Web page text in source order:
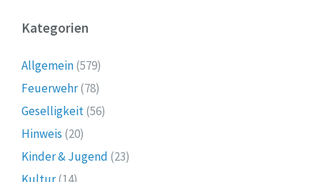
Kategorien
Allgemein(579)
Feuerwehr(78)
Geselligkeit(56)
Hinweis (20)
Kinder & Jugend (23)